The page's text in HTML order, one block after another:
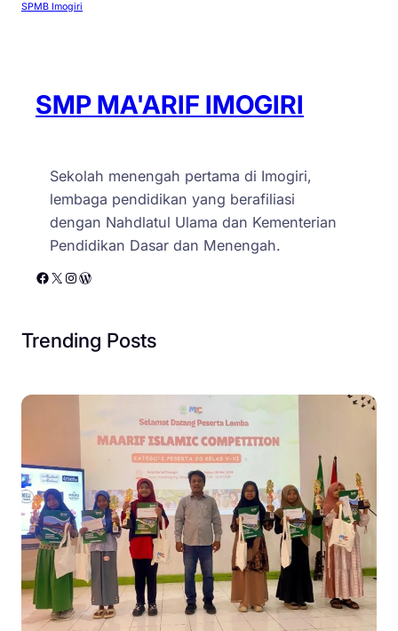
SPMB Imogiri
SMP MA'ARIF IMOGIRI
Sekolah menengah pertama di Imogiri,
lembaga pendidikan yang berafiliasi
dengan Nahdlatul Ulama dan Kementerian
Pendidikan Dasar dan Menengah.
Facebook X Instagram WordPress
Trending Posts